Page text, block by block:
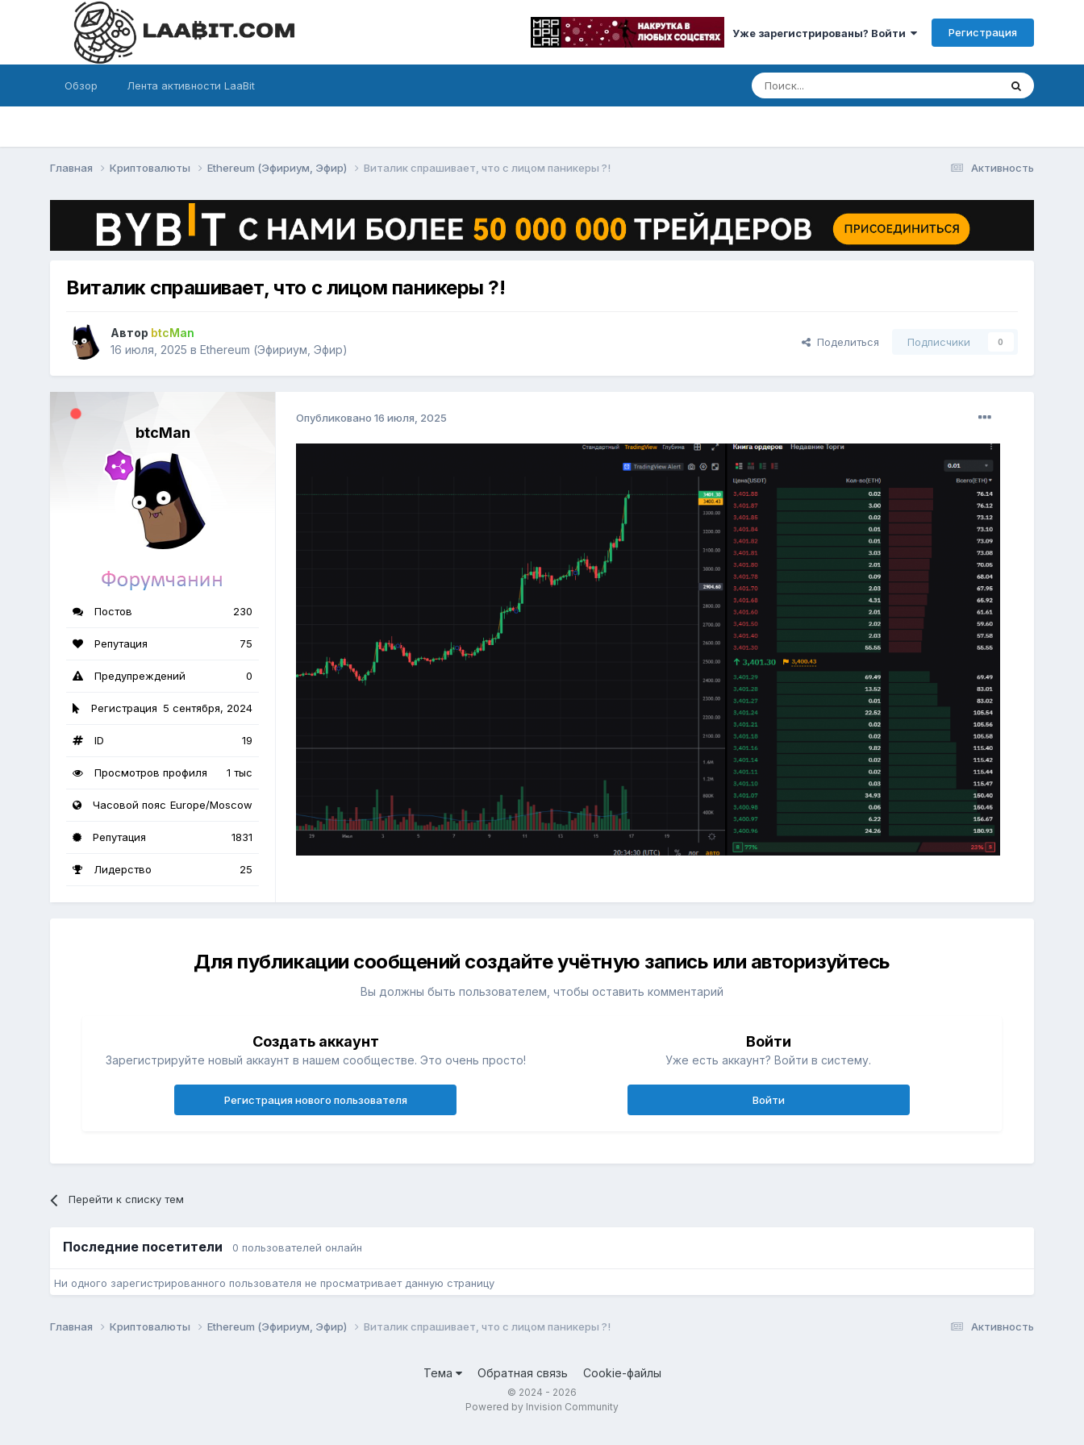
Уже зарегистрированы? Войти Регистрация
Обзор Лента активности LaaBit
Активность
Главная Криптовалюты Ethereum (Эфириум, Эфир) Виталик спрашивает, что с лицом паникеры ?!
Виталик спрашивает, что с лицом паникеры ?!
Автор btcMan
16 июля, 2025 вEthereum (Эфириум, Эфир)
Поделиться Подписчики 0
btcMan
Постов 230
Репутация 75
Предупреждений 0
Регистрация 5 сентября, 2024
ID 19
Просмотров профиля 1 тыс
Часовой пояс Europe/Moscow
Репутация 1831
Лидерство 25
Опубликовано16 июля, 2025
Для публикации сообщений создайте учётную запись или авторизуйтесь
Вы должны быть пользователем, чтобы оставить комментарий
Создать аккаунт
Зарегистрируйте новый аккаунт в нашем сообществе. Это очень просто!
Регистрация нового пользователя
Войти
Уже есть аккаунт? Войти в систему.
Войти
Перейти к списку тем
Последние посетители 0 пользователей онлайн
Ни одного зарегистрированного пользователя не просматривает данную страницу
Активность
Главная Криптовалюты Ethereum (Эфириум, Эфир) Виталик спрашивает, что с лицом паникеры ?!
Тема Обратная связь Cookie-файлы
© 2024 - 2026
Powered by Invision Community